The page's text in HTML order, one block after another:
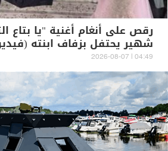
رقص على أنغام أغنية "يا بتاع
شهير يحتفل بزفاف ابنته
04:49 | 2026-08-07